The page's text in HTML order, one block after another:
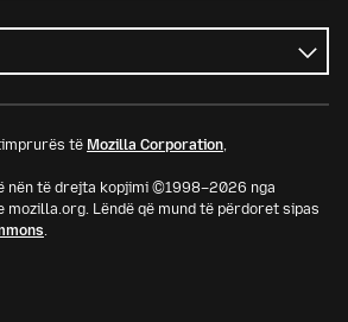
të Mozilla Corporation,
nën të drejta kopjimi ©1998–2026 nga
mozilla.org. Lëndë që mund të përdoret sipas
.